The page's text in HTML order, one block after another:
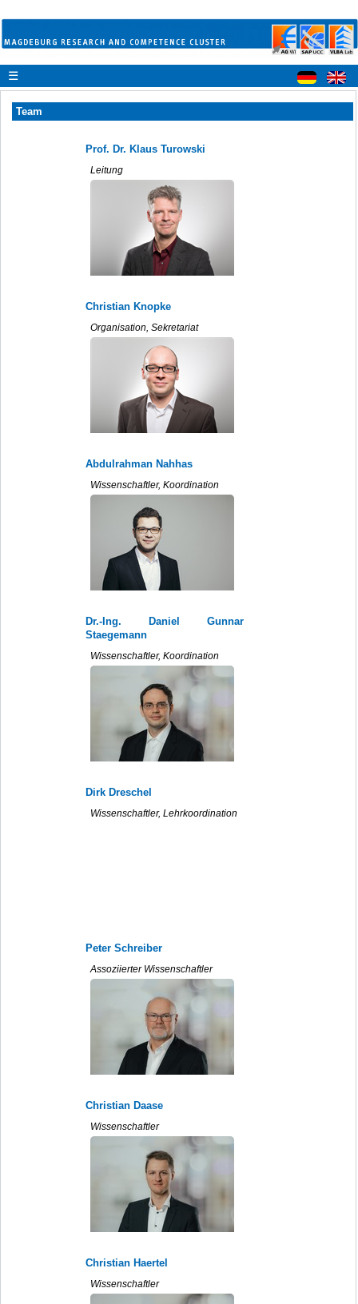
☰
Team
Prof. Dr. Klaus Turowski
Leitung
Christian Knopke
Organisation, Sekretariat
Abdulrahman Nahhas
Wissenschaftler, Koordination
Dr.-Ing. Daniel Gunnar
Staegemann
Wissenschaftler, Koordination
Dirk Dreschel
Wissenschaftler, Lehrkoordination
Peter Schreiber
Assoziierter Wissenschaftler
Christian Daase
Wissenschaftler
Christian Haertel
Wissenschaftler